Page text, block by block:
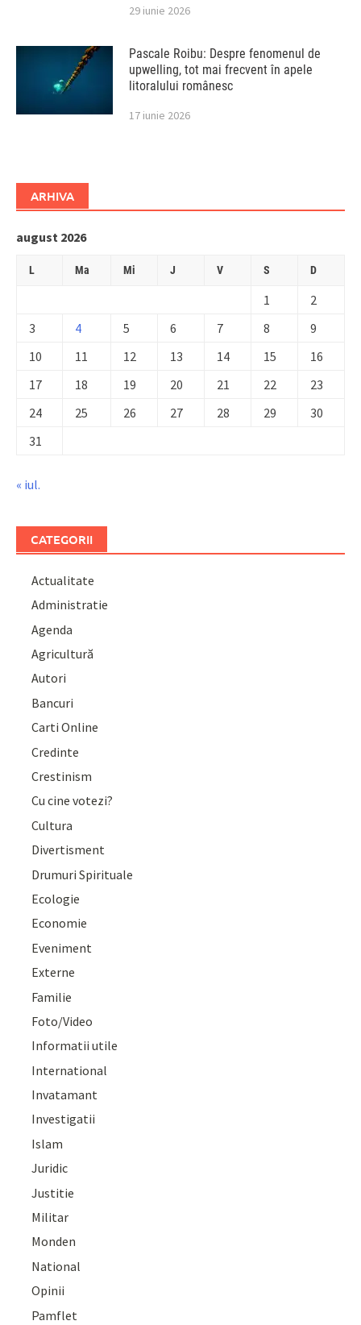
29 iunie 2026
Pascale Roibu: Despre fenomenul de
upwelling, tot mai frecvent în apele
litoralului românesc
17 iunie 2026
ARHIVA
august 2026
L Ma Mi J V S D
1
2
3
4 5 6 7 8
9
10
11 12 13 14 15
16
17
18 19 20 21 22
23
24
25 26 27 28 29
30
31
« iul.
CATEGORII
Actualitate
Administratie
Agenda
Agricultură
Autori
Bancuri
Carti Online
Credinte
Crestinism
Cu cine votezi?
Cultura
Divertisment
Drumuri Spirituale
Ecologie
Economie
Eveniment
Externe
Familie
Foto/Video
Informatii utile
International
Invatamant
Investigatii
Islam
Juridic
Justitie
Militar
Monden
National
Opinii
Pamflet